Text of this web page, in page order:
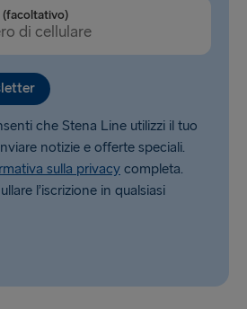
(facoltativo)
che Stena Line utilizzi il tuo
notizie e offerte speciali.
sulla privacy completa.
l’iscrizione in qualsiasi